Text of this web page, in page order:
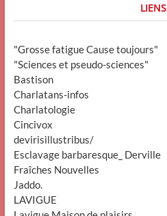
LIENS
"Grosse fatigue Cause toujours"
"Sciences et pseudo-sciences"
Bastison
Charlatans-infos
Charlatologie
Cincivox
devirisillustribus/
Esclavage barbaresque_ Derville
Fraîches Nouvelles
Jaddo.
LAVIGUE